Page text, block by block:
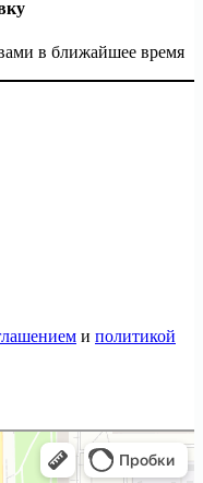
в ближайшее время
и политикой